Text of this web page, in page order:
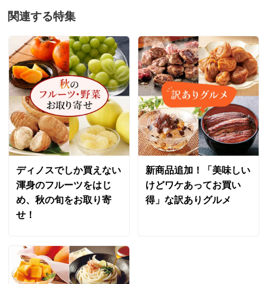
関連する特集
ディノスでしか買えない
渾身のフルーツをはじ
め、秋の旬をお取り寄
せ！
新商品追加！「美味しい
けどワケあってお買い
得」な訳ありグルメ